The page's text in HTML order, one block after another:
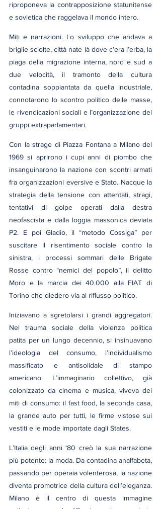
riproponeva la contrapposizione statunitense
e sovietica che raggelava il mondo intero.
Miti e narrazioni. Lo sviluppo che andava a
briglie sciolte, città nate là dove c’era l’erba, la
piaga della migrazione interna, nord e sud a
due velocità, il tramonto della cultura
contadina soppiantata da quella industriale,
connotarono lo scontro politico delle masse,
le rivendicazioni sociali e l’organizzazione dei
gruppi extraparlamentari.
Con la strage di Piazza Fontana a Milano del
1969 si aprirono i cupi anni di piombo che
insanguinarono la nazione con scontri armati
fra organizzazioni eversive e Stato. Nacque la
strategia della tensione con attentati, stragi,
tentativi di golpe operati dalla destra
neofascista e dalla loggia massonica deviata
P2. E poi Gladio, il “metodo Cossiga” per
suscitare il risentimento sociale contro la
sinistra, i processi sommari delle Brigate
Rosse contro “nemici del popolo”, il delitto
Moro e la marcia dei 40.000 alla FIAT di
Torino che diedero via al riflusso politico.
Iniziavano a sgretolarsi i grandi aggregatori.
Nel trauma sociale della violenza politica
patita per un lungo decennio, si insinuavano
l’ideologia del consumo, l’individualismo
massificato e antisolidale di stampo
americano. L’immaginario collettivo, già
colonizzato da cinema e musica, viveva dei
miti di consumo: il fast food, la seconda casa,
la grande auto per tutti, le firme vistose sui
vestiti e le mode importate dagli States.
L’Italia degli anni ‘80 creò la sua narrazione
più potente: la moda. Da contadina analfabeta,
passando per operaia volenterosa, la nazione
diventa promotrice della cultura dell’eleganza.
Milano è il centro di questa immagine